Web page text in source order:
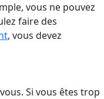
vous ne pouvez
faire des
, vous devez
Si vous êtes trop